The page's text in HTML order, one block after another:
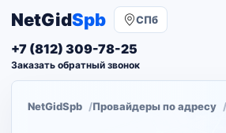
NetGidSpb СПб
+7 (812) 309-78-25
Заказать обратный звонок
NetGidSpb Провайдеры по адресу